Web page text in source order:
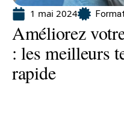
1 mai 2024
Améliorez
: les meilleurs
rapide